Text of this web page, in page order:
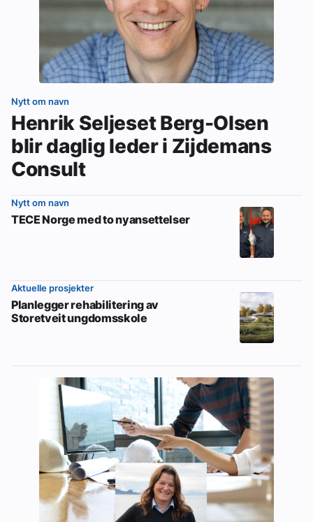
Nytt om navn
Henrik Seljeset Berg-Olsen
blir daglig leder i Zijdemans
Consult
Nytt om navn
TECE Norge med to nyansettelser
Aktuelle prosjekter
Planlegger rehabilitering av
Storetveit ungdomsskole